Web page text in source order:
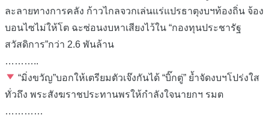
ละลายทางการคลัง ก้าวไกลจวกเล่นแร่แปรธาตุงบฯท้องถิ่น จ้อง
บอนไซไม่ให้โต ฉะซ่อนงบหาเสียงไว้ใน “กองทุนประชารัฐ
สวัสดิการ”กว่า 2.6 พันล้าน
………..
“มิ่งขวัญ”บอกให้เตรียมตัวเจ๊งกันได้ “บิ๊กตู่” ย้ำจัดงบฯโปร่งใส
ทั่วถึง พระสังฆราชประทานพรให้กำลังใจนายกฯ รมต
…………